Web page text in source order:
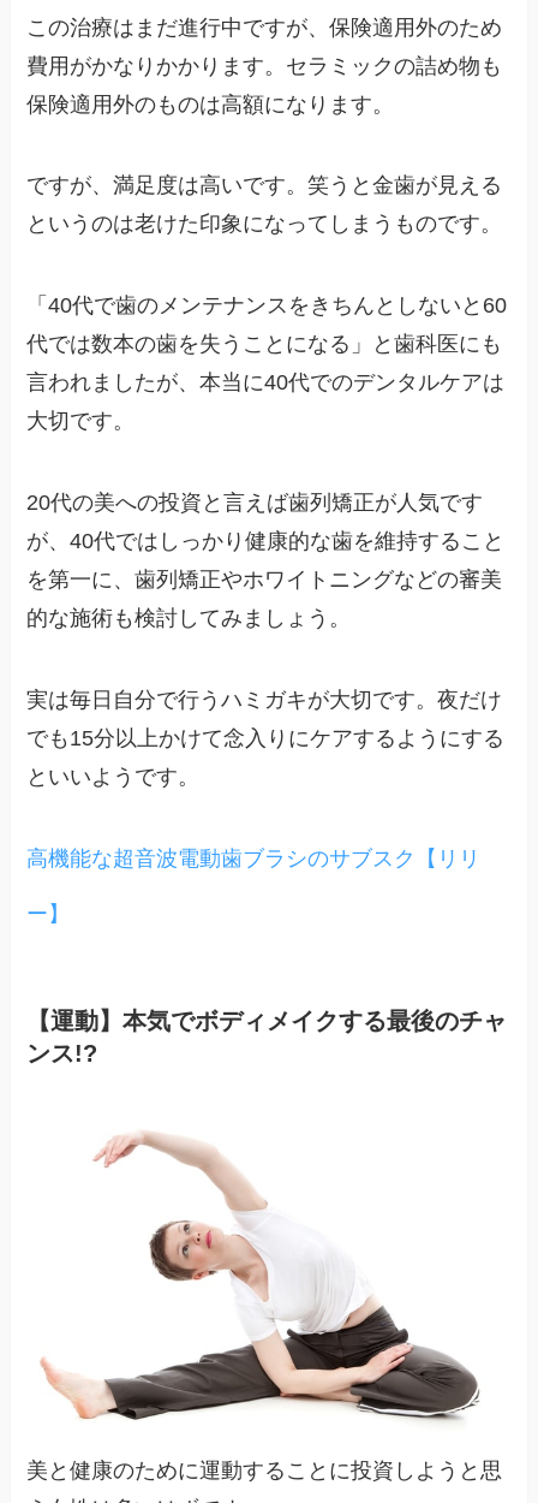
この治療はまだ進行中ですが、保険適用外のため
費用がかなりかかります。セラミックの詰め物も
保険適用外のものは高額になります。
ですが、満足度は高いです。笑うと金歯が見える
というのは老けた印象になってしまうものです。
「40代で歯のメンテナンスをきちんとしないと60
代では数本の歯を失うことになる」と歯科医にも
言われましたが、本当に40代でのデンタルケアは
大切です。
20代の美への投資と言えば歯列矯正が人気です
が、40代ではしっかり健康的な歯を維持すること
を第一に、歯列矯正やホワイトニングなどの審美
的な施術も検討してみましょう。
実は毎日自分で行うハミガキが大切です。夜だけ
でも15分以上かけて念入りにケアするようにする
といいようです。
高機能な超音波電動歯ブラシのサブスク【リリ
ー】
【運動】本気でボディメイクする最後のチャ
ンス!?
美と健康のために運動することに投資しようと思